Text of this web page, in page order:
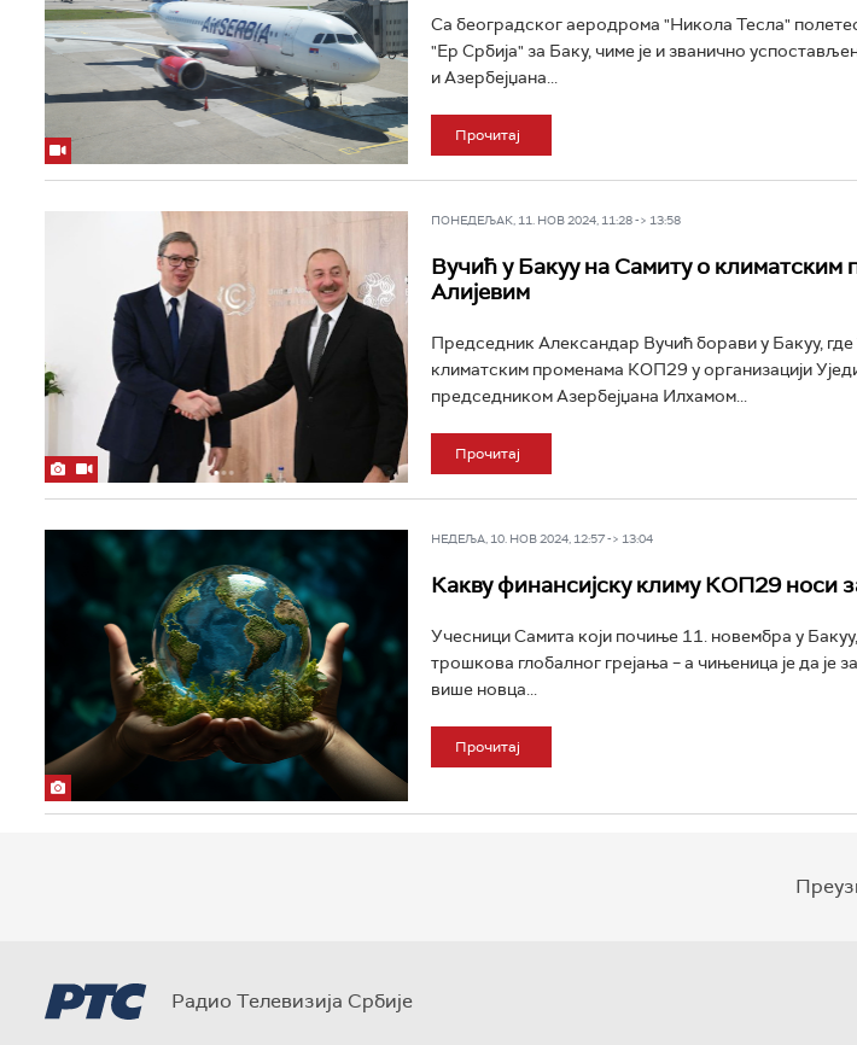
Са београдског аеродрома "Никола Тесла"
"Ер Србија" за Баку, чиме је и званично
и Азербејџана...
Прочитај
ПОНЕДЕЉАК, 11. НОВ 2024, 11:28 -> 13:58
Вучић у Бакуу на Самиту о климатским
Алијевим
Председник Александар Вучић борави у Бакуу,
климатским променама КОП29 у организацији
председником Азербејџана Илхамом...
Прочитај
НЕДЕЉА, 10. НОВ 2024, 12:57 -> 13:04
Какву финансијску климу КОП29 носи
Учесници Самита који почиње 11. новембра у
трошкова глобалног грејања – а чињеница је да је
више новца...
Прочитај
Радио Телевизија Србије